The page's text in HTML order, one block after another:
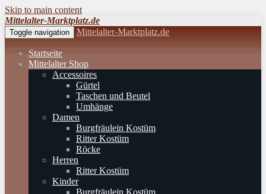
Skip to main content
Mittelalter-Marktplatz.de
Toggle navigation Mittelalter-Marktplatz.de
Startseite
Mittelalter Shop
Accessoires
Gürtel
Taschen und Beutel
Umhänge
Damen
Burgfräulein Kostüm
Ritter Kostüm
Röcke
Herren
Ritter Kostüm
Kinder
Burgfräulein Kostüm